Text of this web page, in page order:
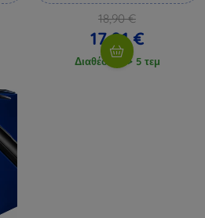
18,90 €
17,01 €
Διαθέσιμο > 5 τεμ